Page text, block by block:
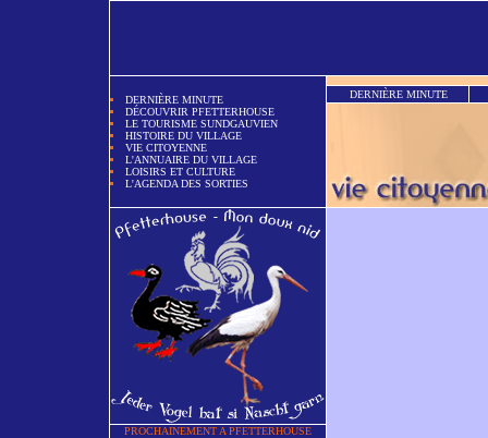
DERNIÈRE MINUTE
DÉCOUVRIR PFETTERHOUSE
LE TOURISME SUNDGAUVIEN
HISTOIRE DU VILLAGE
VIE CITOYENNE
L'ANNUAIRE DU VILLAGE
LOISIRS ET CULTURE
L'AGENDA DES SORTIES
DERNIÈRE MINUTE
PROCHAINEMENT A PFETTERHOUSE